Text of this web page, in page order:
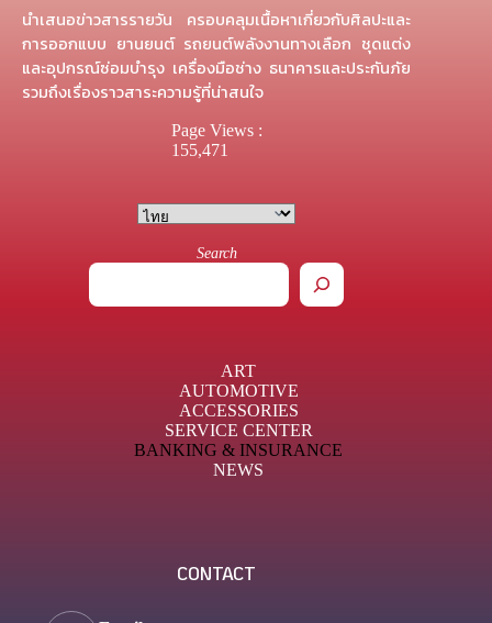
นำเสนอข่าวสารรายวัน ครอบคลุมเนื้อหาเกี่ยวกับศิลปะและ
การออกแบบ ยานยนต์ รถยนต์พลังงานทางเลือก ชุดแต่ง
และอุปกรณ์ซ่อมบำรุง เครื่องมือช่าง ธนาคารและประกันภัย
รวมถึงเรื่องราวสาระความรู้ที่น่าสนใจ
Page Views :
155,471
Search
ART
AUTOMOTIVE
ACCESSORIES
SERVICE CENTER
BANKING & INSURANCE
NEWS
CONTACT